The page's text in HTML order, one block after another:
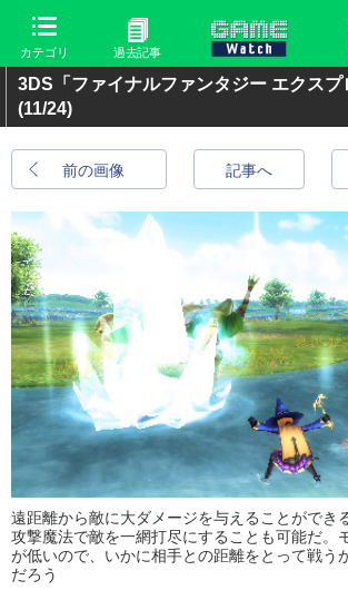
カテゴリ 過去記事
3DS「ファイナルファンタジー エクスプ
(11/24)
前の画像 記事へ
遠距離から敵に大ダメージを与えることができ
攻撃魔法で敵を一網打尽にすることも可能だ。
が低いので、いかに相手との距離をとって戦う
だろう